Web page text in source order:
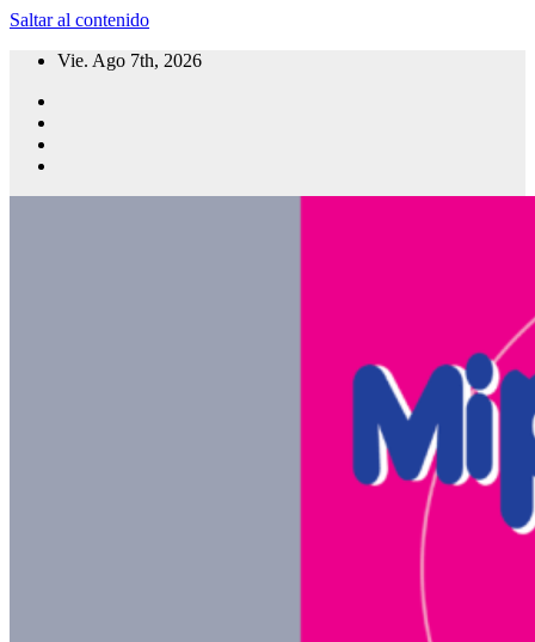
Saltar al contenido
Vie. Ago 7th, 2026